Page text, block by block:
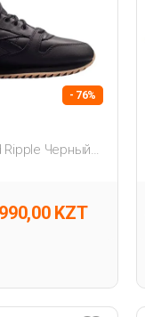
- 76%
Ripple Черный
KZT